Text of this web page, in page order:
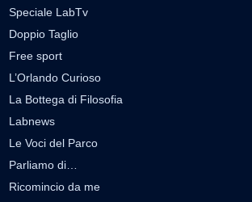
Speciale LabTv
Doppio Taglio
Free sport
L’Orlando Curioso
La Bottega di Filosofia
Labnews
Le Voci del Parco
Parliamo di…
Ricomincio da me